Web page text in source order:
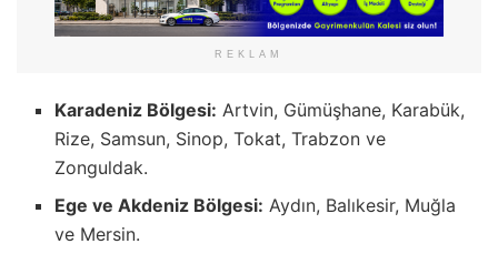
REKLAM
Karadeniz Bölgesi: Artvin, Gümüşhane, Karabük,
Rize, Samsun, Sinop, Tokat, Trabzon ve
Zonguldak.
Ege ve Akdeniz Bölgesi: Aydın, Balıkesir, Muğla
ve Mersin.